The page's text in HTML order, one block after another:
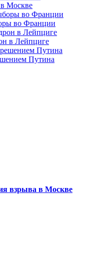
в Москве
во Франции
в Лейпциге
Путина
взрыва в Москве